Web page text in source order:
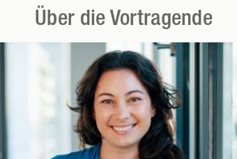
Über die Vortragende